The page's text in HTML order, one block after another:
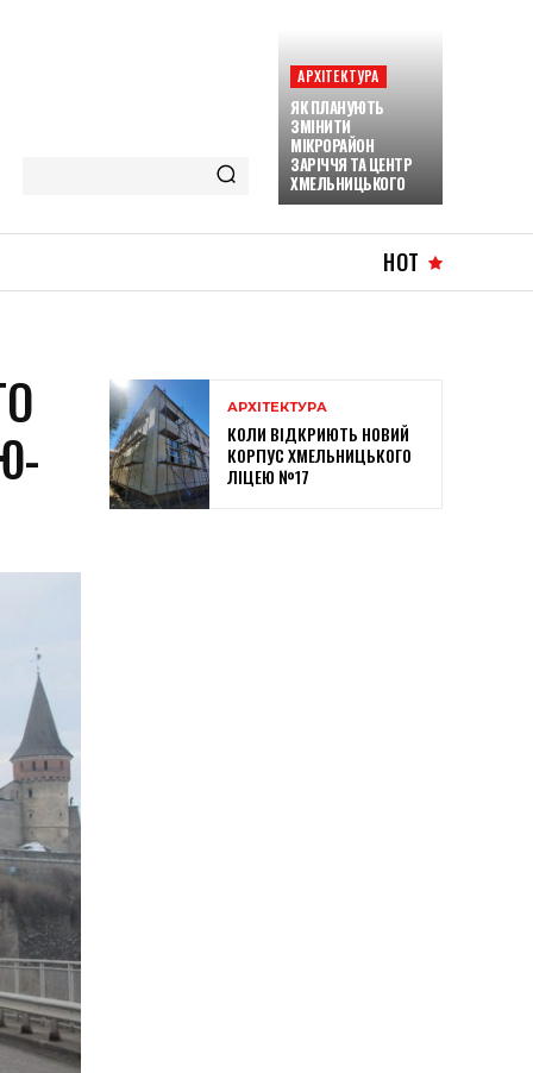
АРХІТЕКТУРА
ЯК ПЛАНУЮТЬ
ЗМІНИТИ
МІКРОРАЙОН
ЗАРІЧЧЯ ТА ЦЕНТР
ХМЕЛЬНИЦЬКОГО
HOT
АРХІТЕКТУРА
КОЛИ ВІДКРИЮТЬ НОВИЙ
КОРПУС ХМЕЛЬНИЦЬКОГО
ЛІЦЕЮ №17